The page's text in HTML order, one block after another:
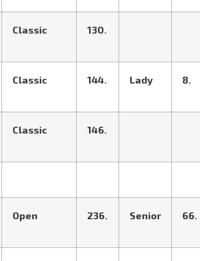
Classic 130.
Classic 144. Lady 8.
Classic 146.
Open 236. Senior 66.